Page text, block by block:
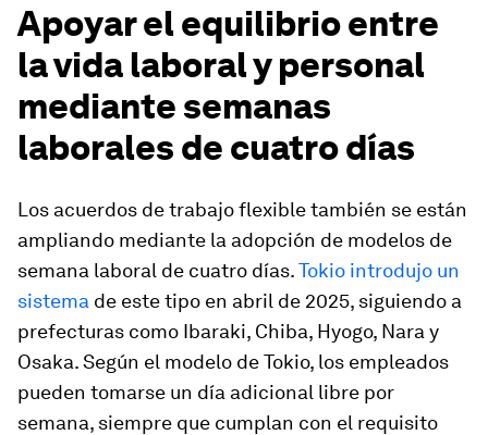
Apoyar el equilibrio entre
la vida laboral y personal
mediante semanas
laborales de cuatro días
Los acuerdos de trabajo flexible también se están
ampliando mediante la adopción de modelos de
semana laboral de cuatro días.Tokio introdujo un
sistema de este tipo en abril de 2025, siguiendo a
prefecturas como Ibaraki, Chiba, Hyogo, Nara y
Osaka. Según el modelo de Tokio, los empleados
pueden tomarse un día adicional libre por
semana, siempre que cumplan con el requisito